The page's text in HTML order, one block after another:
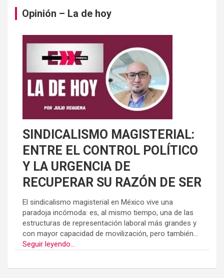
Opinión – La de hoy
SINDICALISMO MAGISTERIAL:
ENTRE EL CONTROL POLÍTICO
Y LA URGENCIA DE
RECUPERAR SU RAZÓN DE SER
El sindicalismo magisterial en México vive una
paradoja incómoda: es, al mismo tiempo, una de las
estructuras de representación laboral más grandes y
con mayor capacidad de movilización, pero también...
Seguir leyendo...